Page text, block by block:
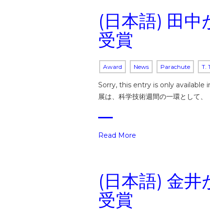
(日本語) 田
受賞
Award News Parachute T.
Sorry, this entry is only available in
展は、科学技術週間の一環として
Read More
(日本語) 金
受賞